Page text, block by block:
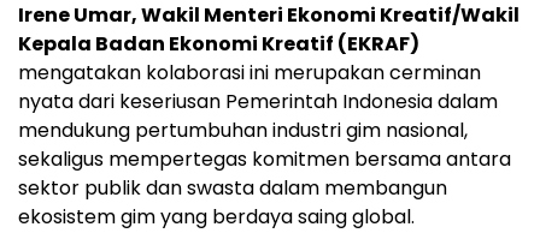
Irene Umar, Wakil Menteri Ekonomi Kreatif/Wakil
Kepala Badan Ekonomi Kreatif (EKRAF)
mengatakan kolaborasi ini merupakan cerminan
nyata dari keseriusan Pemerintah Indonesia dalam
mendukung pertumbuhan industri gim nasional,
sekaligus mempertegas komitmen bersama antara
sektor publik dan swasta dalam membangun
ekosistem gim yang berdaya saing global.